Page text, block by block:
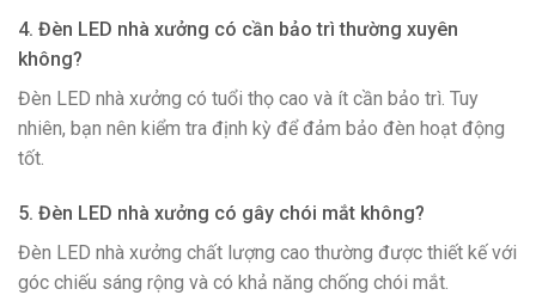
4. Đèn LED nhà xưởng có cần bảo trì thường xuyên
không?
Đèn LED nhà xưởng có tuổi thọ cao và ít cần bảo trì. Tuy
nhiên, bạn nên kiểm tra định kỳ để đảm bảo đèn hoạt động
tốt.
5. Đèn LED nhà xưởng có gây chói mắt không?
Đèn LED nhà xưởng chất lượng cao thường được thiết kế với
góc chiếu sáng rộng và có khả năng chống chói mắt.